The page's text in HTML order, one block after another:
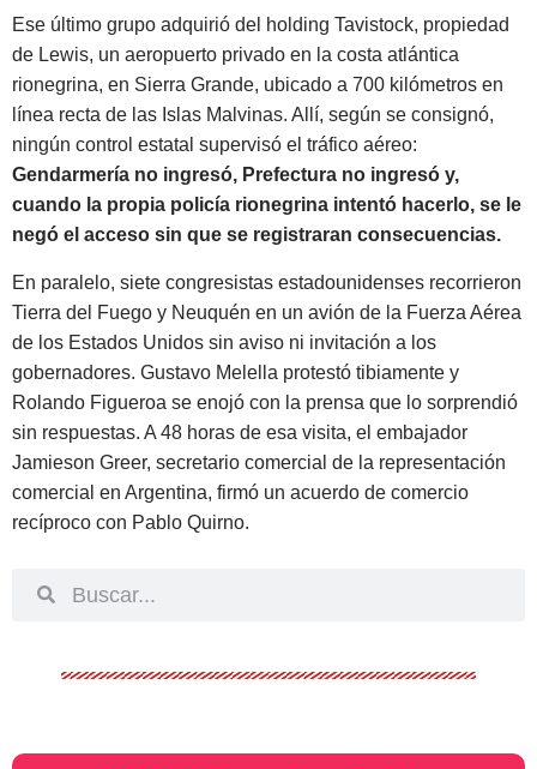
Ese último grupo adquirió del holding Tavistock, propiedad
de Lewis, un aeropuerto privado en la costa atlántica
rionegrina, en Sierra Grande, ubicado a 700 kilómetros en
línea recta de las Islas Malvinas. Allí, según se consignó,
ningún control estatal supervisó el tráfico aéreo:
Gendarmería no ingresó, Prefectura no ingresó y,
cuando la propia policía rionegrina intentó hacerlo, se le
negó el acceso sin que se registraran consecuencias.
En paralelo, siete congresistas estadounidenses recorrieron
Tierra del Fuego y Neuquén en un avión de la Fuerza Aérea
de los Estados Unidos sin aviso ni invitación a los
gobernadores. Gustavo Melella protestó tibiamente y
Rolando Figueroa se enojó con la prensa que lo sorprendió
sin respuestas. A 48 horas de esa visita, el embajador
Jamieson Greer, secretario comercial de la representación
comercial en Argentina, firmó un acuerdo de comercio
recíproco con Pablo Quirno.